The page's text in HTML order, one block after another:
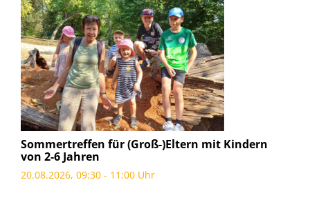
Sommertreffen für (Groß-)Eltern mit Kindern
von 2-6 Jahren
20.08.2026, 09:30 - 11:00 Uhr